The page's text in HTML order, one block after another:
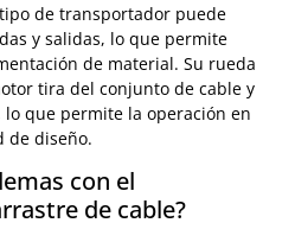
de transportador puede
y salidas, lo que permite
de material. Su rueda
tira del conjunto de cable y
que permite la operación en
de diseño.
con el
de cable?